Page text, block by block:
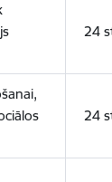
24
24